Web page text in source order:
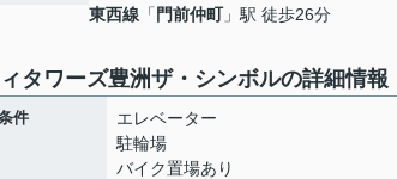
東西線 「 門前仲町」駅 徒歩26分
タワーズ豊洲ザ・シンボルの詳細情報
件
エレベーター
駐輪場
バイク置場あり